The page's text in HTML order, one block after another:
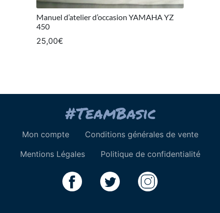
Manuel d’atelier d’occasion YAMAHA YZ
450
25,00€
Mon compte
Conditions générales de vente
Mentions Légales
Politique de confidentialité